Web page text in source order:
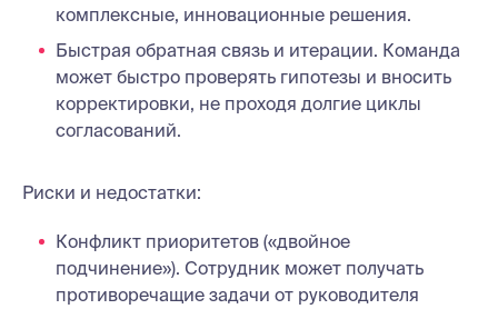
комплексные, инновационные решения.
Быстрая обратная связь и итерации. Команда
может быстро проверять гипотезы и вносить
корректировки, не проходя долгие циклы
согласований.
Риски и недостатки:
Конфликт приоритетов («двойное
подчинение»). Сотрудник может получать
противоречащие задачи от руководителя